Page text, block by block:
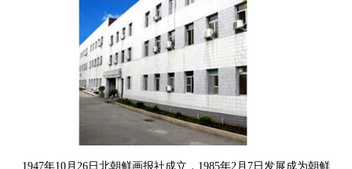
1947年10月26日北朝鲜画报社成立，1985年2月7日发展成为朝鲜